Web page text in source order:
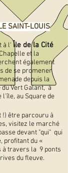
SAINT-LOUIS
à l' Île de la Cité
et la
également
de se promener
depuis la
Vert Galant, à
l'île, au Square de
!) être parcouru à
visitez le marché
devant "qui" qui
profitant du «
à travers la 9 ponts
du fleuve.